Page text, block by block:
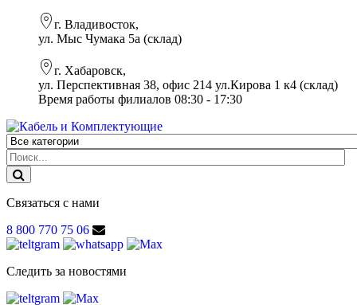
г. Владивосток,
ул. Мыс Чумака 5а (склад)
г. Хабаровск,
ул. Перспективная 38, офис 214 ул.Кирова 1 к4 (склад)
Время работы филиалов 08:30 - 17:30
Связаться с нами
8 800 770 75 06
Следить за новостями